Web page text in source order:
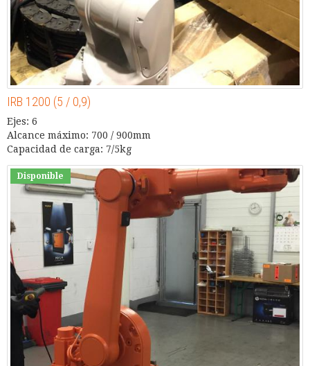
IRB 1200 (5 / 0,9)
Ejes: 6
Alcance máximo: 700 / 900mm
Capacidad de carga: 7/5kg
Disponible